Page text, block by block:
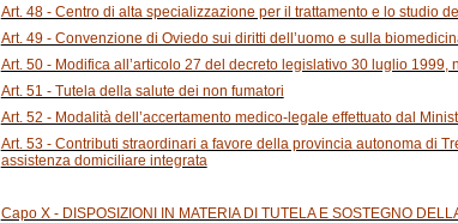
Art. 48 - Centro di alta specializzazione per il trattamento e lo studio
Art. 49 - Convenzione di Oviedo sui diritti dell’uomo e sulla
Art. 50 - Modifica all’articolo 27 del decreto legislativo 30 luglio 1999,
Art. 51 - Tutela della salute dei non fumatori
Art. 52 - Modalità dell’accertamento medico-legale effettuato dal
Art. 53 - Contributi straordinari a favore della provincia autonoma di
assistenza domiciliare integrata
Capo X - DISPOSIZIONI IN MATERIA DI TUTELA E SOSTEGNO